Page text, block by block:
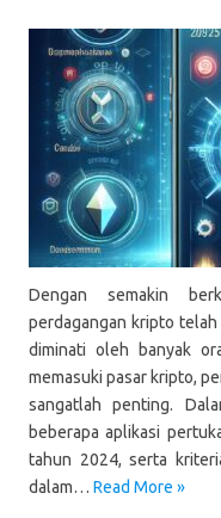
Dengan semakin
perdagangan kripto
diminati oleh banyak
memasuki pasar kripto,
sangatlah penting.
beberapa aplikasi
tahun 2024, serta
dalam… Read More »